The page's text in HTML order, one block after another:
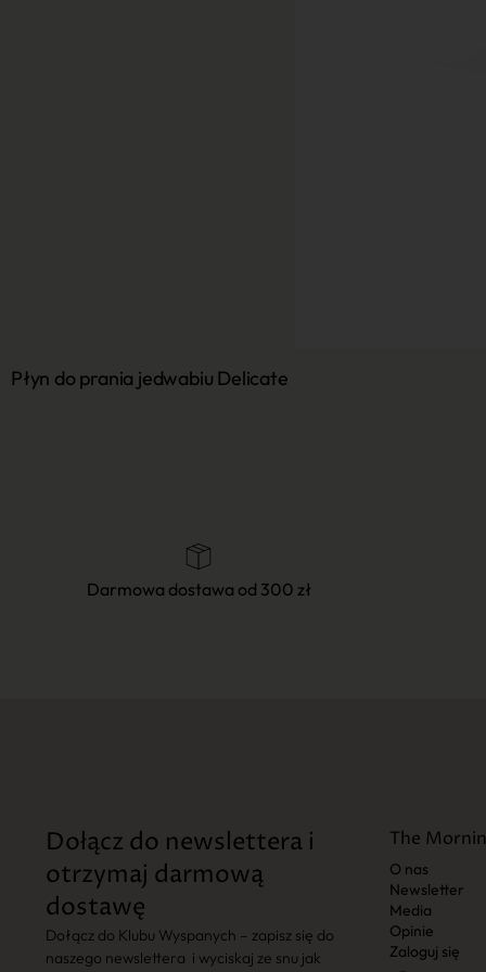
Płyn do prania jedwabiu Delicate
Darmowa dostawa od 300 zł
Dołącz do newslettera i
otrzymaj darmową
dostawę
Dołącz do Klubu Wyspanych – zapisz się do
naszego newslettera i wyciskaj ze snu jak
The
O nas
Newsletter
Media
Opinie
Zaloguj się